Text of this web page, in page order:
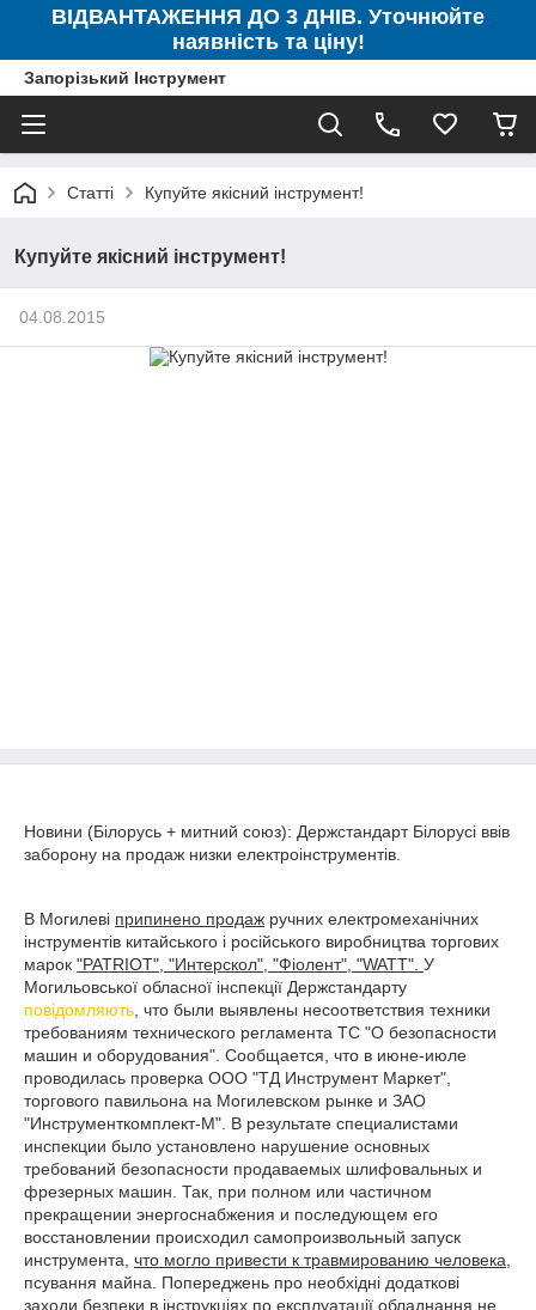
ВІДВАНТАЖЕННЯ ДО 3 ДНІВ. Уточнюйте
наявність та ціну!
Запорізький Інструмент
Статті Купуйте якісний інструмент!
Купуйте якісний інструмент!
04.08.2015
Новини (Білорусь + митний союз): Держстандарт Білорусі ввів
заборону на продаж низки електроінструментів.
В Могилеві припинено продаж ручних електромеханічних
інструментів китайського і російського виробництва торгових
марок "PATRIOT", "Интерскол", "Фіолент", "WATT". У
Могильовської обласної інспекції Держстандарту
повідомляють , что были выявлены несоответствия техники
требованиям технического регламента ТС "О безопасности
машин и оборудования". Сообщается, что в июне-июле
проводилась проверка ООО "ТД Инструмент Маркет",
торгового павильона на Могилевском рынке и ЗАО
"Инструменткомплект-М". В результате специалистами
инспекции было установлено нарушение основных
требований безопасности продаваемых шлифовальных и
фрезерных машин. Так, при полном или частичном
прекращении энергоснабжения и последующем его
восстановлении происходил самопроизвольный запуск
инструмента, что могло привести к травмированию человека
псування майна. Попереджень про необхідні додаткові
заходи безпеки в інструкціях по експлуатації обладнання не